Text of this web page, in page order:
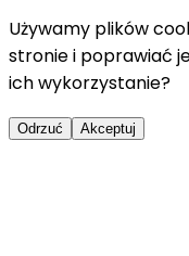
Używamy plików
stronie i poprawiać
ich wykorzystanie?
Odrzuć Akceptuj